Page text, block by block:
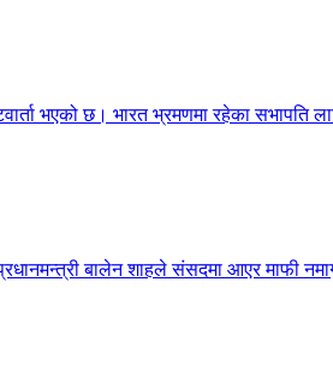
भेटवार्ता भएको छ। भारत भ्रमणमा रहेका
बालेन शाहले संसदमा आएर माफी